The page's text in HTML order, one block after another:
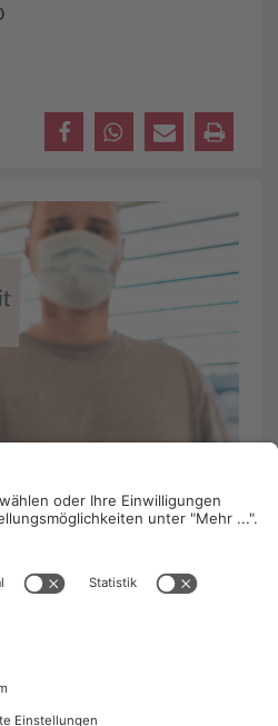
Kurzarbeit und
All-in-Vertrag,
Überstunden, Gleitzeit,